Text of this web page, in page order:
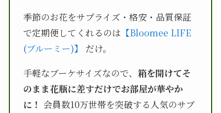
季節のお花をサプライズ・格安・品質保証
で定期便してくれるのは 【Bloomee LIFE
(ブルーミー)】
だけ。
手軽なブーケサイズなので、 箱を開けてそ
のまま花瓶に差すだけでお部屋が華やか
に！ 会員数10万世帯を突破する人気のサブ